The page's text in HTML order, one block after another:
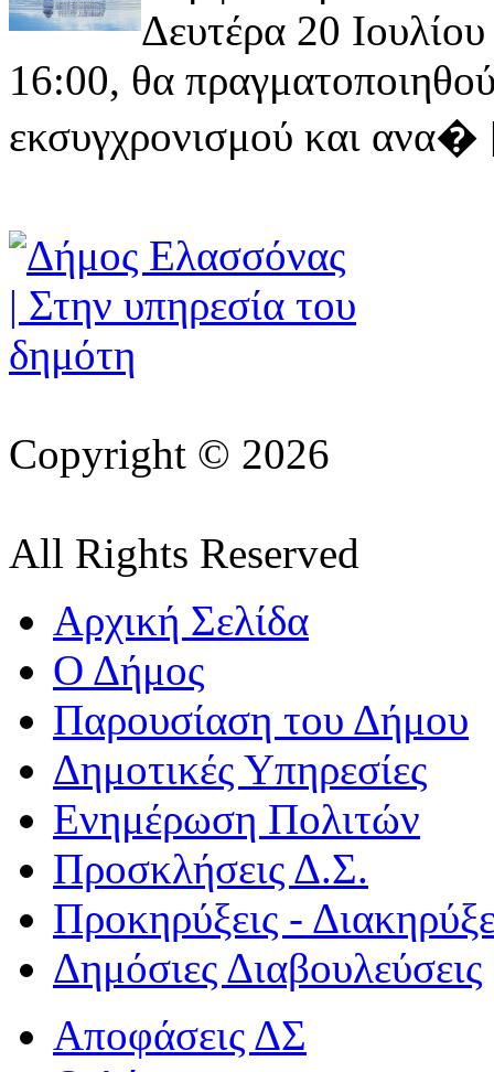
Δευτέρα 20
16:00, θα
εκσυγχρονισμού και
Copyright © 2026
All Rights Reserved
Αρχική Σελίδα
Ο Δήμος
Παρουσίαση του Δήμου
Δημοτικές Υπηρεσίες
Ενημέρωση Πολιτών
Προσκλήσεις Δ.Σ.
Προκηρύξεις -
Δημόσιες Διαβουλεύσεις
Αποφάσεις ΔΣ